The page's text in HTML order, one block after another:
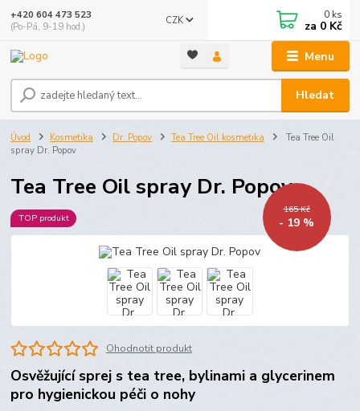
Menu
CZK
Hledat
+420 604 473 523
(Po-Pá, 9-19 hod.)
0 ks
za 0 Kč
Úvod Kosmetika Dr. Popov Tea Tree Oil kosmetika
Tea Tree Oil
spray Dr. Popov
Tea Tree Oil spray Dr. Popov
TOP produkt
165 Kč
- 19 %
Ohodnotit produkt
Osvěžující sprej s tea tree, bylinami a glycerinem
pro hygienickou péči o nohy